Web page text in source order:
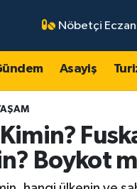
Nöbetçi
Asayiş
Kimin?
Boykot
Nöbetçi Eczaneler
Hava Durumu
Namaz Vakitleri
Trafik Yoğunluk